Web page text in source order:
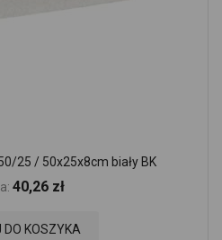
25 / 50x25x8cm biały BK
40,26 zł
DO KOSZYKA